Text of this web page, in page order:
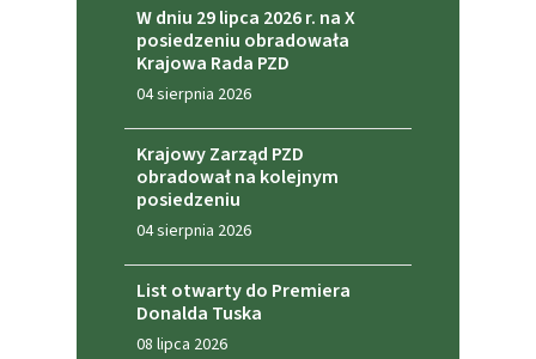
W dniu 29 lipca 2026 r. na X
posiedzeniu obradowała
Krajowa Rada PZD
04 sierpnia 2026
Krajowy Zarząd PZD
obradował na kolejnym
posiedzeniu
04 sierpnia 2026
List otwarty do Premiera
Donalda Tuska
08 lipca 2026